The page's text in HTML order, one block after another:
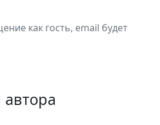
как гость, email будет
автора